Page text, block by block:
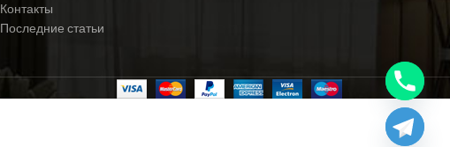
Контакты
Последние статьи